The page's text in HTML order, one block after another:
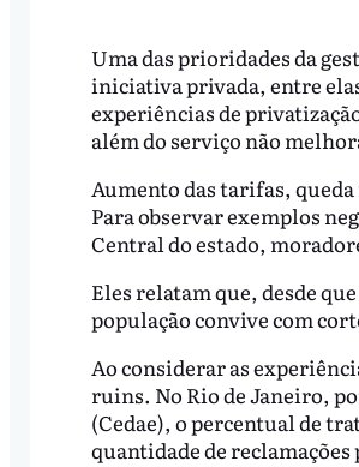
Uma das prioridades da
iniciativa privada, entre
experiências de
além do serviço não
Aumento das tarifas,
Para observar exemplos
Central do estado,
Eles relatam que, desde
população convive com
Ao considerar as
ruins. No Rio de Janeiro,
(Cedae), o percentual de
quantidade de reclamações